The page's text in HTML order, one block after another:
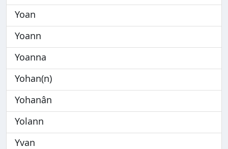
Yoan
Yoann
Yoanna
Yohan(n)
Yohanân
Yolann
Yvan